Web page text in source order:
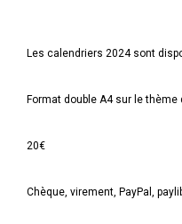
Les calendriers 2024 sont
Format double A4 sur le
20€
Chèque, virement, PayPal,